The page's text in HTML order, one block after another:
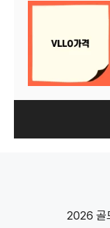
2026